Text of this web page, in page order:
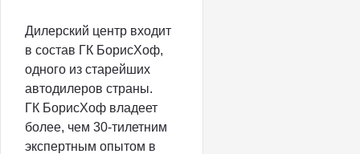
Дилерский центр входит
в состав ГК БорисХоф,
одного из старейших
автодилеров страны.
ГК БорисХоф владеет
более, чем 30-тилетним
экспертным опытом в